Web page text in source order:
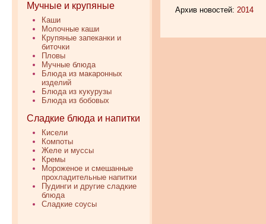
Мучные и крупяные
Каши
Молочные каши
Крупяные запеканки и
биточки
Пловы
Мучные блюда
Блюда из макаронных
изделий
Блюда из кукурузы
Блюда из бобовых
Сладкие блюда и напитки
Кисели
Компоты
Желе и муссы
Кремы
Мороженое и смешанные
прохладительные напитки
Пудинги и другие сладкие
блюда
Сладкие соусы
Архив новостей: 2014